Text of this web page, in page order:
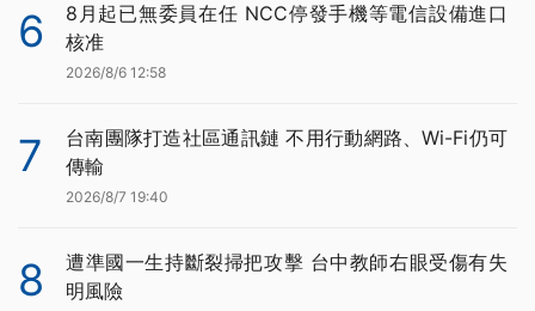
6
8月起已無委員在任 NCC停發手機等電信設備進口
核准
2026/8/6 12:58
7
台南團隊打造社區通訊鏈 不用行動網路、Wi-Fi仍可
傳輸
2026/8/7 19:40
8
遭準國一生持斷裂掃把攻擊 台中教師右眼受傷有失
明風險